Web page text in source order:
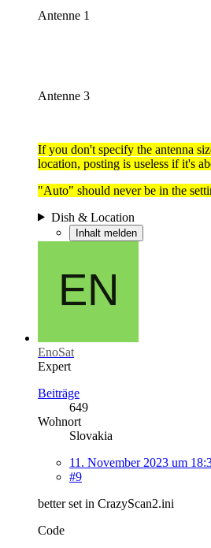
Antenne 1
Antenne 3
If you don't specify the antenna
location, posting is useless if it's
"Auto" should never be in the
Dish & Location
Inhalt melden
EnoSat
Expert
Beiträge
649
Wohnort
Slovakia
11. November 2023 um
#9
better set in CrazyScan2.ini
Code